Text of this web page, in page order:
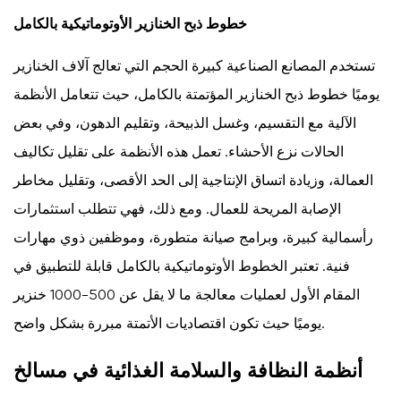
خطوط ذبح الخنازير الأوتوماتيكية بالكامل
تستخدم المصانع الصناعية كبيرة الحجم التي تعالج آلاف الخنازير
يوميًا خطوط ذبح الخنازير المؤتمتة بالكامل، حيث تتعامل الأنظمة
الآلية مع التقسيم، وغسل الذبيحة، وتقليم الدهون، وفي بعض
الحالات نزع الأحشاء. تعمل هذه الأنظمة على تقليل تكاليف
العمالة، وزيادة اتساق الإنتاجية إلى الحد الأقصى، وتقليل مخاطر
الإصابة المريحة للعمال. ومع ذلك، فهي تتطلب استثمارات
رأسمالية كبيرة، وبرامج صيانة متطورة، وموظفين ذوي مهارات
فنية. تعتبر الخطوط الأوتوماتيكية بالكامل قابلة للتطبيق في
المقام الأول لعمليات معالجة ما لا يقل عن 500-1000 خنزير
يوميًا حيث تكون اقتصاديات الأتمتة مبررة بشكل واضح.
أنظمة النظافة والسلامة الغذائية في مسالخ